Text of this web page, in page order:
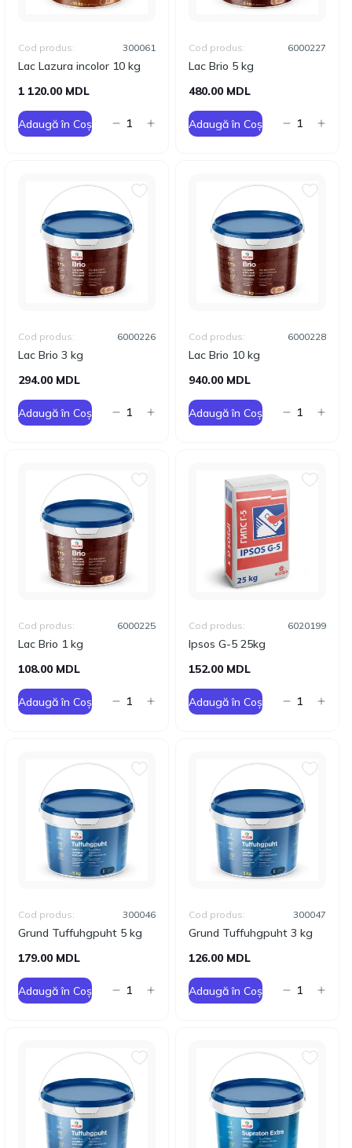
Lac Lazura incolor 10 kg
Cod produs: 300061
1 120.00 MDL
Adaugă în Coș
Lac Brio 5 kg
Cod produs: 6000227
480.00 MDL
Adaugă în Coș
Lac Brio 3 kg
Cod produs: 6000226
294.00 MDL
Adaugă în Coș
Lac Brio 10 kg
Cod produs: 6000228
940.00 MDL
Adaugă în Coș
Lac Brio 1 kg
Cod produs: 6000225
108.00 MDL
Adaugă în Coș
Ipsos G-5 25kg
Cod produs: 6020199
152.00 MDL
Adaugă în Coș
Grund Tuffuhgpuht 5 kg
Cod produs: 300046
179.00 MDL
Adaugă în Coș
Grund Tuffuhgpuht 3 kg
Cod produs: 300047
126.00 MDL
Adaugă în Coș